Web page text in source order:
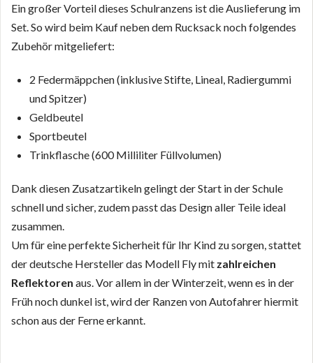
Ein großer Vorteil dieses Schulranzens ist die Auslieferung im
Set. So wird beim Kauf neben dem Rucksack noch folgendes
Zubehör mitgeliefert:
2 Federmäppchen (inklusive Stifte, Lineal, Radiergummi
und Spitzer)
Geldbeutel
Sportbeutel
Trinkflasche (600 Milliliter Füllvolumen)
Dank diesen Zusatzartikeln gelingt der Start in der Schule
schnell und sicher, zudem passt das Design aller Teile ideal
zusammen.
Um für eine perfekte Sicherheit für Ihr Kind zu sorgen, stattet
der deutsche Hersteller das Modell Fly mit zahlreichen
Reflektoren aus. Vor allem in der Winterzeit, wenn es in der
Früh noch dunkel ist, wird der Ranzen von Autofahrer hiermit
schon aus der Ferne erkannt.